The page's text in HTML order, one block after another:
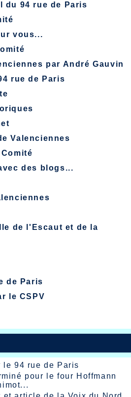
du 94 rue de Paris
vous...
par André Gauvin
rue de Paris
Valenciennes
des blogs...
de l'Escaut et de la
de Paris
le CSPV
94 rue de Paris
pour le four Hoffmann